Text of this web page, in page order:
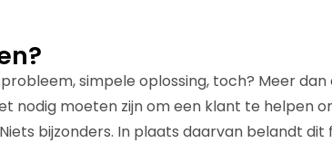
simpele oplossing, toch? Meer
nodig moeten zijn om een klant te helpen
bijzonders. In plaats daarvan belandt dit